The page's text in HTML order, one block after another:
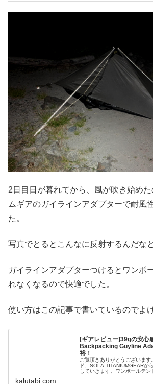
2日目日が暮れてから、風が吹き始め
ムギアのガイラインアダプターで耐風
た。
写真でとるとこんなに反射するんだな
ガイラインアダプターつけるとワンポ
れなくなるので快適でした。
使い方はこの記事で書いているのでよ
[ギアレビュー]39gの安心
Backpacking Guyline
裕！
ご覧頂きありがとうございま
ド、SOLA TITANIUMGEARか
していきます。ワンポールテン
kalutabi.com